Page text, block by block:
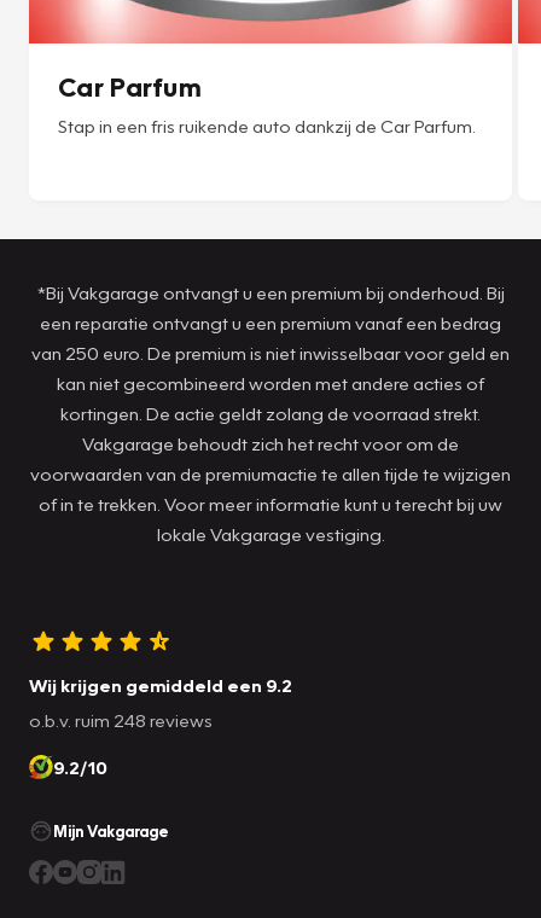
Car Parfum
Stap in een fris ruikende auto dankzij de Car Parfum.
*Bij Vakgarage ontvangt u een premium bij onderhoud. Bij
een reparatie ontvangt u een premium vanaf een bedrag
van 250 euro. De premium is niet inwisselbaar voor geld en
kan niet gecombineerd worden met andere acties of
kortingen. De actie geldt zolang de voorraad strekt.
Vakgarage behoudt zich het recht voor om de
voorwaarden van de premiumactie te allen tijde te wijzigen
of in te trekken. Voor meer informatie kunt u terecht bij uw
lokale Vakgarage vestiging.
Wij krijgen gemiddeld een 9.2
o.b.v. ruim 248 reviews
9.2/10
Mijn Vakgarage